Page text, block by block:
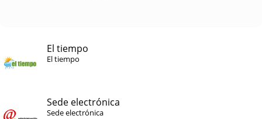
El tiempo
El tiempo
Sede electrónica
Sede electrónica